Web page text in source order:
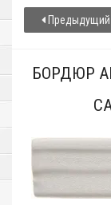
Предыдущий
БОРДЮР